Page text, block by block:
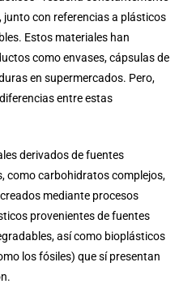
junto con referencias a plásticos
Estos materiales han
como envases, cápsulas de
en supermercados. Pero,
entre estas
derivados de fuentes
como carbohidratos complejos,
mediante procesos
provenientes de fuentes
así como bioplásticos
los fósiles) que sí presentan